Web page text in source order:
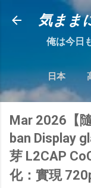
気まま
俺は今日
日本
Mar 2026【
ban Display
芽 L2CAP
化：實現